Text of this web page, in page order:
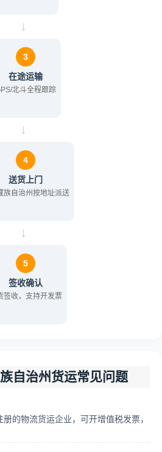
→
3
在途运输
北斗全程跟踪
→
4
送货上门
族自治州按地址派送
→
5
签收确认
签收，支持开发票
自治州货运常见问题
的物流货运企业，可开增值税发票，